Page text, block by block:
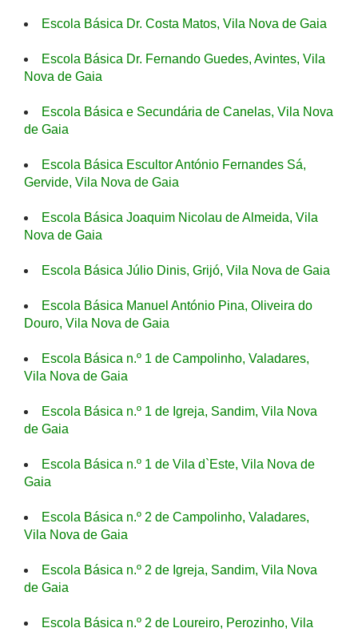
Escola Básica Dr. Costa Matos, Vila Nova de Gaia
Escola Básica Dr. Fernando Guedes, Avintes, Vila
Nova de Gaia
Escola Básica e Secundária de Canelas, Vila Nova
de Gaia
Escola Básica Escultor António Fernandes Sá,
Gervide, Vila Nova de Gaia
Escola Básica Joaquim Nicolau de Almeida, Vila
Nova de Gaia
Escola Básica Júlio Dinis, Grijó, Vila Nova de Gaia
Escola Básica Manuel António Pina, Oliveira do
Douro, Vila Nova de Gaia
Escola Básica n.º 1 de Campolinho, Valadares,
Vila Nova de Gaia
Escola Básica n.º 1 de Igreja, Sandim, Vila Nova
de Gaia
Escola Básica n.º 1 de Vila d`Este, Vila Nova de
Gaia
Escola Básica n.º 2 de Campolinho, Valadares,
Vila Nova de Gaia
Escola Básica n.º 2 de Igreja, Sandim, Vila Nova
de Gaia
Escola Básica n.º 2 de Loureiro, Perozinho, Vila